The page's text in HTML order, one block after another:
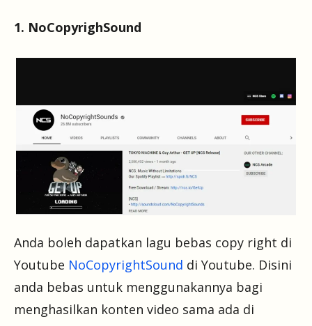
1. NoCopyrighSound
Anda boleh dapatkan lagu bebas copy right di
Youtube NoCopyrightSound di Youtube. Disini
anda bebas untuk menggunakannya bagi
menghasilkan konten video sama ada di